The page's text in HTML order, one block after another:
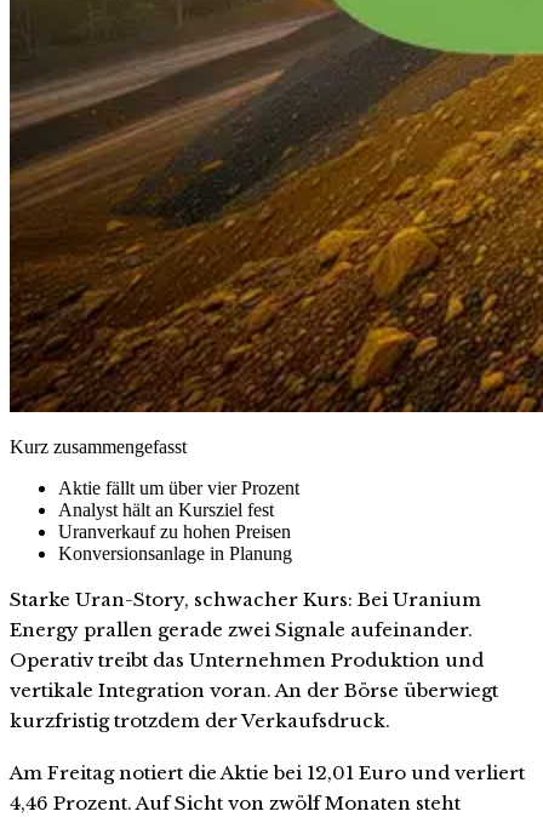
Kurz zusammengefasst
Aktie fällt um über vier Prozent
Analyst hält an Kursziel fest
Uranverkauf zu hohen Preisen
Konversionsanlage in Planung
Starke Uran-Story, schwacher Kurs: Bei Uranium
Energy prallen gerade zwei Signale aufeinander.
Operativ treibt das Unternehmen Produktion und
vertikale Integration voran. An der Börse überwiegt
kurzfristig trotzdem der Verkaufsdruck.
Am Freitag notiert die Aktie bei 12,01 Euro und verliert
4,46 Prozent. Auf Sicht von zwölf Monaten steht